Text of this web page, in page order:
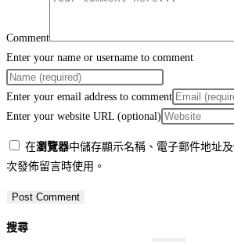
Comment
Enter your name or username to comment
Enter your email address to comment
Enter your website URL (optional)
在瀏覽器中儲存顯示名稱、電子郵件地址
次發佈留言時使用。
搜尋